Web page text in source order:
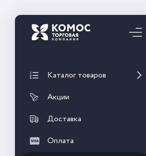
Каталог товаров
Акции
Доставка
Оплата